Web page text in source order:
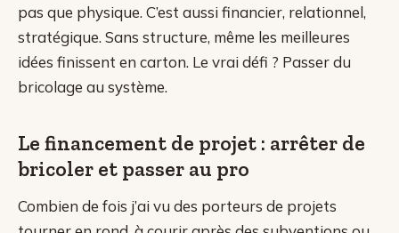
pas que physique. C’est aussi financier, relationnel,
stratégique. Sans structure, même les meilleures
idées finissent en carton. Le vrai défi ? Passer du
bricolage au système.
Le financement de projet : arrêter de
bricoler et passer au pro
Combien de fois j’ai vu des porteurs de projets